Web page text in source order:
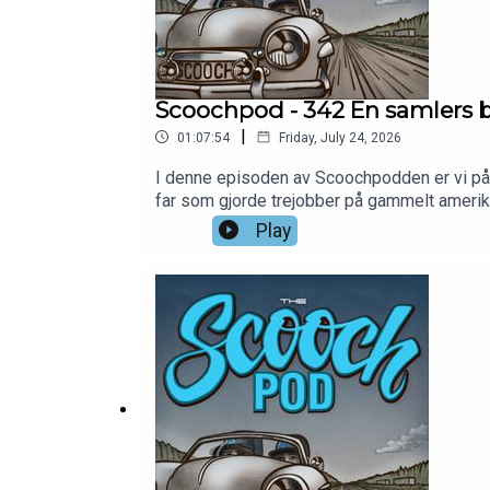
Scoochpod - 342 En samlers
01:07:54 | Friday, July 24, 2026
I denne episoden av Scoochpodden er vi
far som gjorde trejobber på gammelt
spor. Drømmen om å sette biler på rad
overvekt av fransk og italiensk, men også
opphav fra både Aalholm
god, men én ting bør du aldri by ham på:
https://www.patreon.com/scoochpodFølg
https://www.instagram.com/scoochpod/
Play